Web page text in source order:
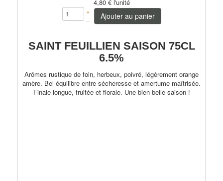
Bio
PerfectDraft
Autres pays
4,80 € l'unité
+
–
Ajouter au panier
SAINT FEUILLIEN SAISON 75CL
6.5%
Arômes rustique de foin, herbeux, poivré, légèrement orange
amère. Bel équilibre entre sécheresse et amertume maîtrisée.
Finale longue, fruitée et florale. Une bien belle saison !